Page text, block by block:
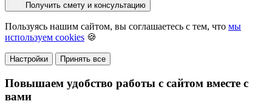
Получить смету и консультацию
Пользуясь нашим сайтом, вы соглашаетесь с тем, что мы
используем cookies 🍪
Настройки Принять все
Повышаем удобство работы с сайтом вместе с
вами